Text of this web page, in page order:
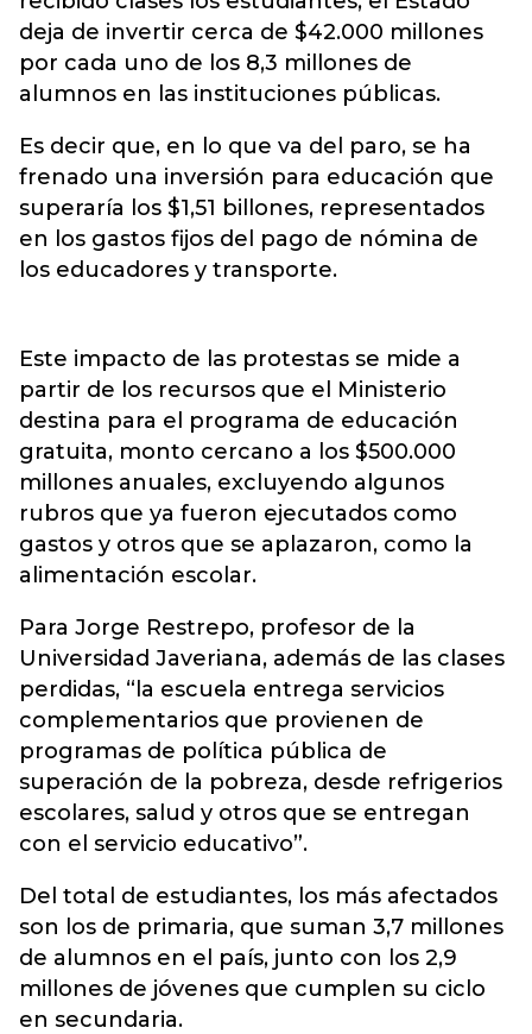
deja de invertir cerca de $42.000 millones
por cada uno de los 8,3 millones de
alumnos en las instituciones públicas.
Es decir que, en lo que va del paro, se ha
frenado una inversión para educación que
superaría los $1,51 billones, representados
en los gastos fijos del pago de nómina de
los educadores y transporte.
Este impacto de las protestas se mide a
partir de los recursos que el Ministerio
destina para el programa de educación
gratuita, monto cercano a los $500.000
millones anuales, excluyendo algunos
rubros que ya fueron ejecutados como
gastos y otros que se aplazaron, como la
alimentación escolar.
Para Jorge Restrepo, profesor de la
Universidad Javeriana, además de las clases
perdidas, “la escuela entrega servicios
complementarios que provienen de
programas de política pública de
superación de la pobreza, desde refrigerios
escolares, salud y otros que se entregan
con el servicio educativo”.
Del total de estudiantes, los más afectados
son los de primaria, que suman 3,7 millones
de alumnos en el país, junto con los 2,9
millones de jóvenes que cumplen su ciclo
en secundaria.